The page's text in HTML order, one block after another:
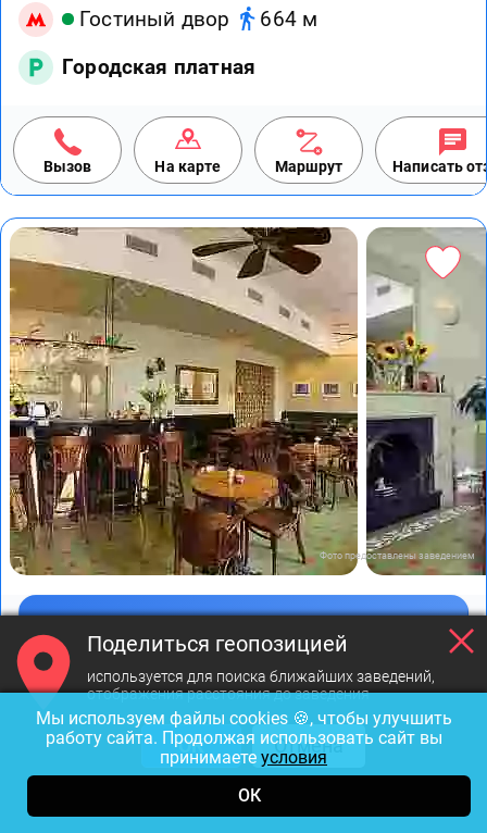
Гостиный двор
664 м
Городская платная
Вызов На карте Маршрут Написать
Фото предоставлены заведением
Ботаника
Кафе ·Кофейня·Кондитерская
до 1000₽ Индийская
Поделиться геопозицией
используется для поиска ближайших заведений,
отображения расстояния до заведения
ОК Отмена
Мы используем файлы cookies 🍪, чтобы улучшить
работу сайта. Продолжая использовать сайт вы
принимаете условия
ОК